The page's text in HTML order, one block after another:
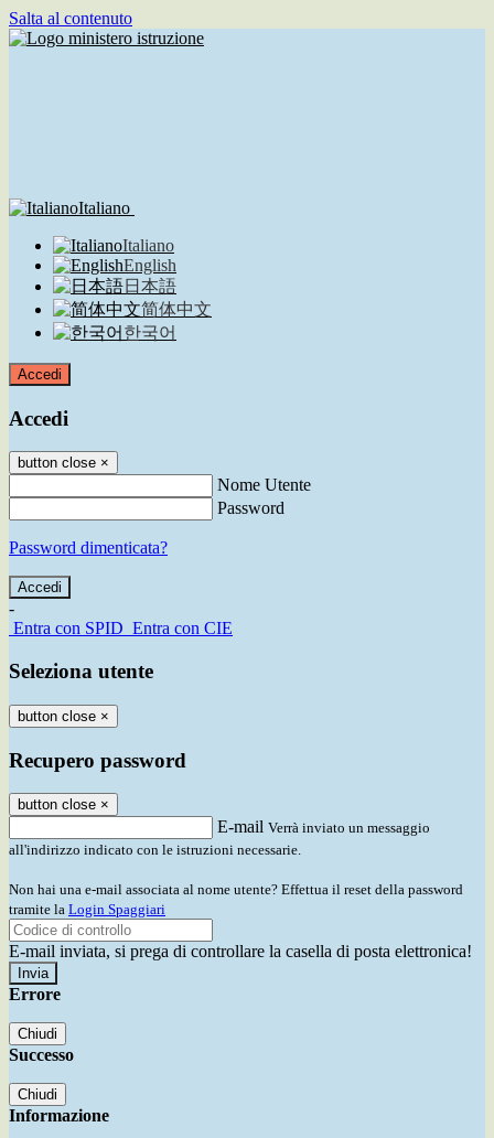
Salta al contenuto
Italiano
Italiano
English
日本語
简体中文
한국어
Accedi
Accedi
button close ×
Nome Utente
Password
Password dimenticata?
-
Entra con SPID Entra con CIE
Seleziona utente
button close ×
Recupero password
button close ×
E-mail Verrà inviato un messaggio
all'indirizzo indicato con le istruzioni necessarie.
Non hai una e-mail associata al nome utente? Effettua il reset della password
tramite la Login Spaggiari
E-mail inviata, si prega di controllare la casella di posta elettronica!
Errore
Chiudi
Successo
Chiudi
Informazione